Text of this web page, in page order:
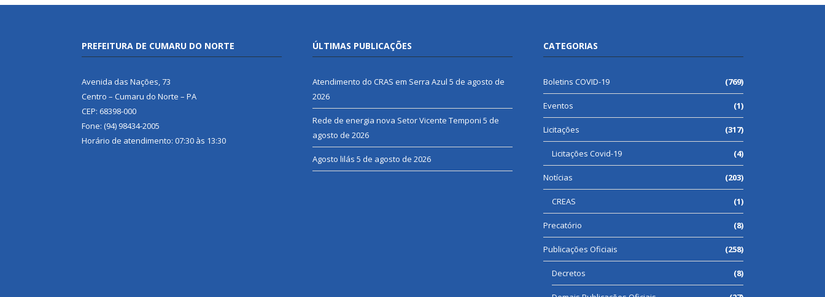
PREFEITURA DE CUMARU DO NORTE
Avenida das Nações, 73
Centro – Cumaru do Norte – PA
CEP: 68398-000
Fone: (94) 98434-2005
Horário de atendimento: 07:30 às 13:30
ÚLTIMAS PUBLICAÇÕES
Atendimento do CRAS em Serra Azul 5 de agosto de
2026
Rede de energia nova Setor Vicente Temponi 5 de
agosto de 2026
Agosto lilás 5 de agosto de 2026
CATEGORIAS
Boletins COVID-19 (769)
Eventos (1)
Licitações (317)
Licitações Covid-19 (4)
Notícias (203)
CREAS (1)
Precatório (8)
Publicações Oficiais (258)
Decretos (8)